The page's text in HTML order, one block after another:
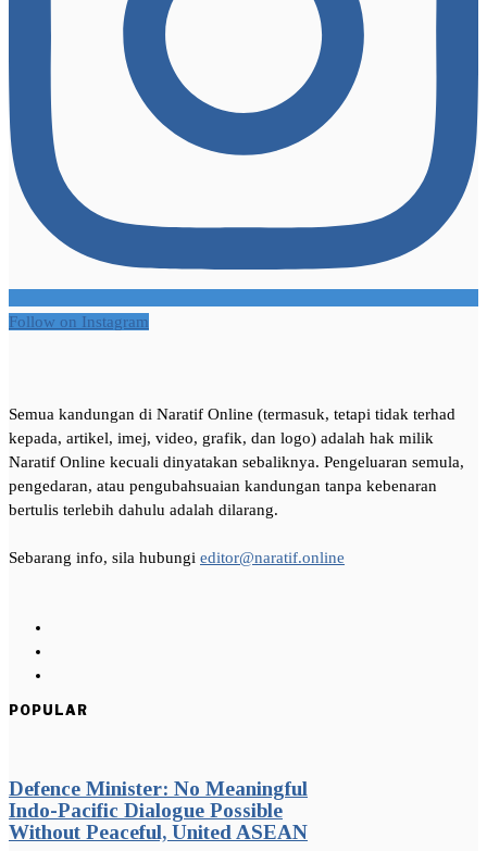
Follow on Instagram
Semua kandungan di Naratif Online (termasuk, tetapi tidak terhad
kepada, artikel, imej, video, grafik, dan logo) adalah hak milik
Naratif Online kecuali dinyatakan sebaliknya. Pengeluaran semula,
pengedaran, atau pengubahsuaian kandungan tanpa kebenaran
bertulis terlebih dahulu adalah dilarang.
Sebarang info, sila hubungi editor@naratif.online
POPULAR
Defence Minister: No Meaningful
Indo-Pacific Dialogue Possible
Without Peaceful, United ASEAN